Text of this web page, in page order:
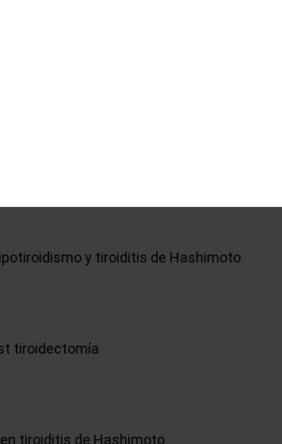
y tiroiditis de Hashimoto
tiroidectomía
tiroiditis de Hashimoto